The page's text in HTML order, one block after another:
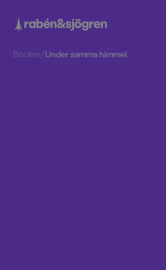
Böcker/Under samma himmel